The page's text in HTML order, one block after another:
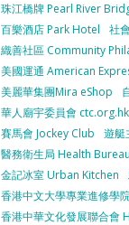
珠江橋牌 Pearl River
百樂酒店 Park Hotel
社
織善社區 Community
美國運通 American
美麗華集團Mira eShop
華人廟宇委員會 ctc.org.hk
賽馬會 Jockey Club
遊艇
醫務衛生局 Health Bureau
金記冰室 Urban Kitchen
香港中文大學專業進修學
香港中華文化發展聯合會